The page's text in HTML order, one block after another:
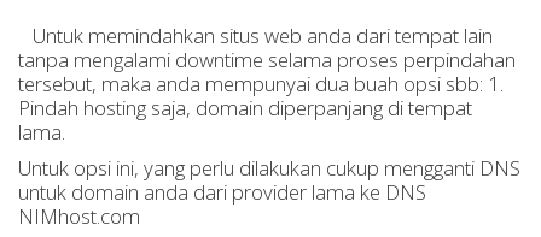
Untuk memindahkan situs web anda dari tempat lain
tanpa mengalami downtime selama proses perpindahan
tersebut, maka anda mempunyai dua buah opsi sbb: 1.
Pindah hosting saja, domain diperpanjang di tempat
lama.
Untuk opsi ini, yang perlu dilakukan cukup mengganti DNS
untuk domain anda dari provider lama ke DNS
NIMhost.com